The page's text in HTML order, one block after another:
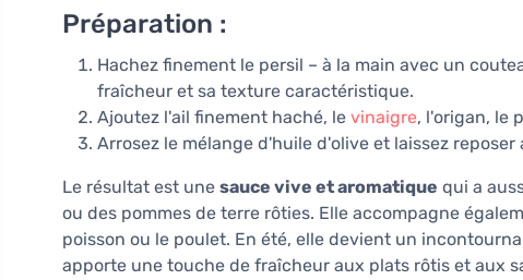
Préparation :
Hachez finement le persil – à la main avec un
fraîcheur et sa texture caractéristique.
Ajoutez l'ail finement haché, le vinaigre, l'origan, le
Arrosez le mélange d'huile d'olive et laissez
Le résultat est une sauce vive et aromatique qui a
ou des pommes de terre rôties. Elle accompagne
poisson ou le poulet. En été, elle devient un
apporte une touche de fraîcheur aux plats rôtis et aux